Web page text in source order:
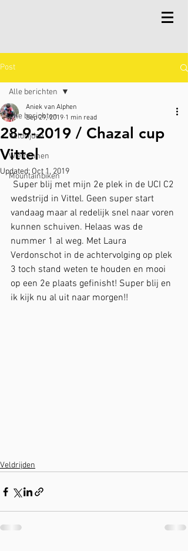
Post
Alle berichten
Veldrijden
Wielrennen
Mountainbiken
Alle berichten
28-9-2019 / Chazal cup
Vittel
Aniek van Alphen
Sep 29, 2019 1 min read
Updated: Oct 1, 2019
wedstrijd in Vittel. Geen super start
vandaag maar al redelijk snel naar voren
kunnen schuiven. Helaas was de
nummer 1 al weg. Met Laura
Verdonschot in de achtervolging op plek
3 toch stand weten te houden en mooi
op een 2e plaats gefinisht! Super blij en
ik kijk nu al uit naar morgen!!
Veldrijden